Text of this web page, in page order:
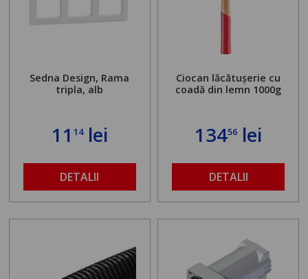
Sedna Design, Rama
tripla, alb
11 14lei
DETALII
Ciocan lăcătușerie cu
coadă din lemn 1000g
13456 lei
DETALII